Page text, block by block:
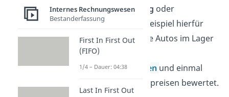
dannAndersertrag oder
Anderserlös.
Ein Beispiel hierfür
wäre, dass man die Autos im Lager
einmal extern zu
Herstellungskosten und einmal
intern zu Verkaufspreisen bewertet.
Internes Rechnungswesen
Bestanderfassung
First In First Out
(FIFO)
1/4 – Dauer: 04:38
Last In First Out